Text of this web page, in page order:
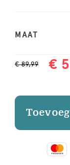
MAAT
€ 89,99 €